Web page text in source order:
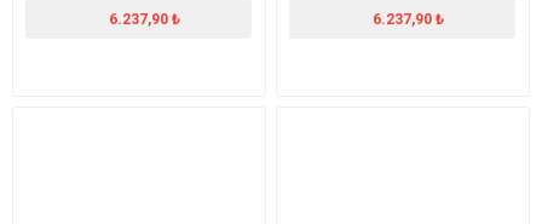
6.237,90 ₺ 6.237,90 ₺